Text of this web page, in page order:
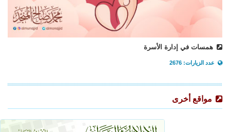
همسات في إدارة الأسرة
عدد الزيارات: 2676
مواقع أخرى